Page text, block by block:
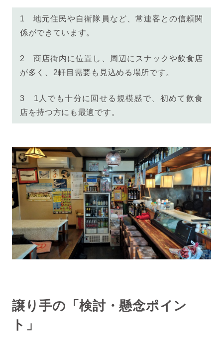
1 地元住民や自衛隊員など、常連客との信頼関
係ができています。
2 商店街内に位置し、周辺にスナックや飲食店
が多く、2軒目需要も見込める場所です。
3 1人でも十分に回せる規模感で、初めて飲食
店を持つ方にも最適です。
譲り手の「検討・懸念ポイン
ト」